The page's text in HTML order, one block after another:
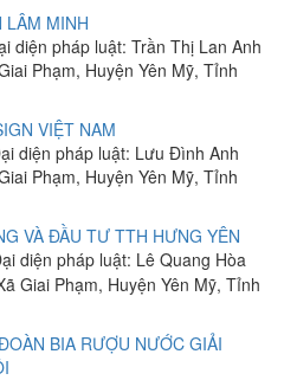
LÂM MINH
diện pháp luật: Trần Thị Lan Anh
Phạm, Huyện Yên Mỹ, Tỉnh
VIỆT NAM
diện pháp luật: Lưu Đình Anh
Phạm, Huyện Yên Mỹ, Tỉnh
VÀ ĐẦU TƯ TTH HƯNG YÊN
diện pháp luật: Lê Quang Hòa
Giai Phạm, Huyện Yên Mỹ, Tỉnh
BIA RƯỢU NƯỚC GIẢI